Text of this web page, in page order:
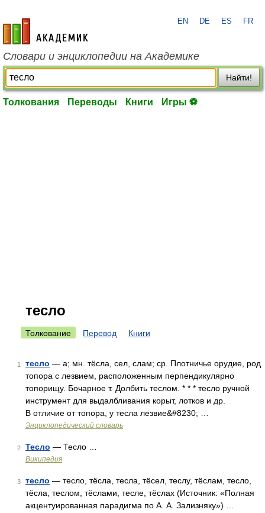
academic.ru
EN DE ES FR
Словари и энциклопедии на Академике
Найти!
Толкования Переводы Книги Игры ⚽
тесло
Толкование Перевод Книги
1 тесло — а; мн. тёсла, сел, слам; ср. Плотничье орудие, род
топора с лезвием, расположенным перпендикулярно
топорищу. Бочарное т. Долбить теслом. * * * тесло ручной
инструмент для выдалбливания корыт, лотков и др.
В отличие от топора, у тесла лезвие&#8230; …
Энциклопедический словарь
2 Тесло — Тесло …
Википедия
3 тесло — тесло, тёсла, тесла, тёсел, теслу, тёслам, тесло,
тёсла, теслом, тёслами, тесле, тёслах (Источник: «Полная
акцентуированная парадигма по А. А. Зализняку») …